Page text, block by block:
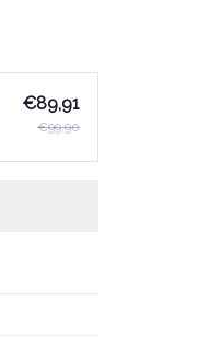
€89,91
€99,90